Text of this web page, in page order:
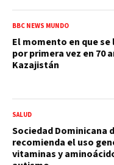
BBC NEWS MUNDO
El momento en que
por primera vez en 70
Kazajistán
SALUD
Sociedad Dominicana
recomienda el uso
vitaminas y